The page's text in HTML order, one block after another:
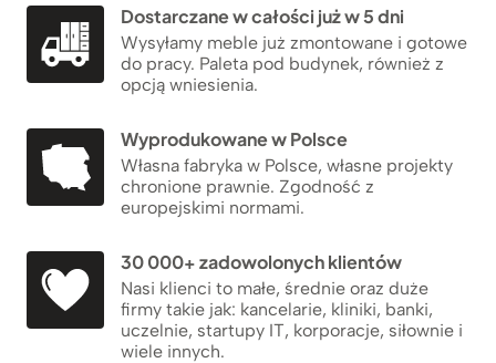
Dostarczane w całości już w 5 dni
Wysyłamy meble już zmontowane i gotowe
do pracy. Paleta pod budynek, również z
opcją wniesienia.
Wyprodukowane w Polsce
Własna fabryka w Polsce, własne projekty
chronione prawnie. Zgodność z
europejskimi normami.
30 000+ zadowolonych klientów
Nasi klienci to małe, średnie oraz duże
firmy takie jak: kancelarie, kliniki, banki,
uczelnie, startupy IT, korporacje, siłownie i
wiele innych.